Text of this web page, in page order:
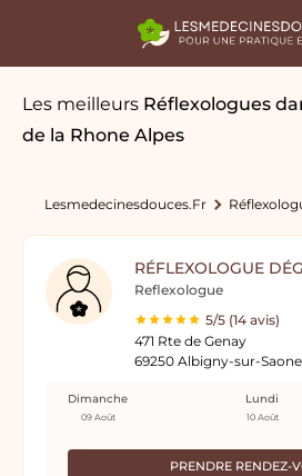
Les meilleurs Réflexologues
de la Rhone Alpes
Lesmedecinesdouces.fr
RÉFLEXOLOGUE
Reflexologue
5/5 (14 avis)
471 Rte de Genay
69250 Albigny-sur-Saone
PRENDRE RENDEZ-
Dimanche
09 Août
Lundi
10 Août